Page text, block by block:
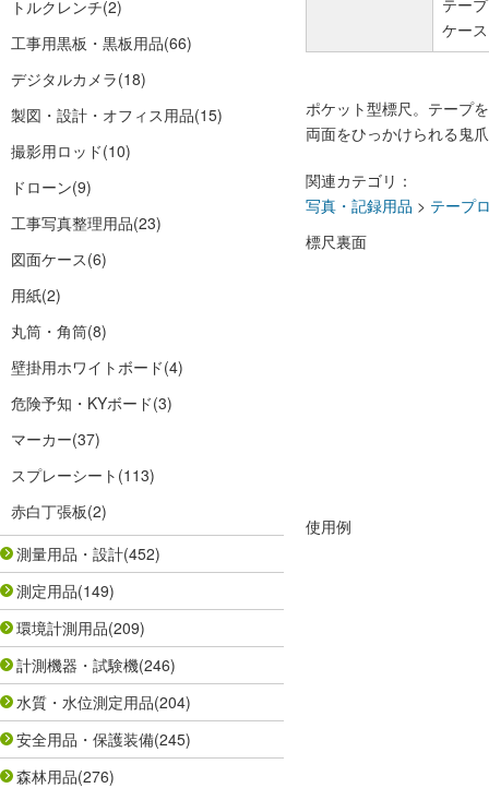
トルクレンチ(2)
工事用黒板・黒板用品(66)
デジタルカメラ(18)
製図・設計・オフィス用品(15)
撮影用ロッド(10)
ドローン(9)
工事写真整理用品(23)
図面ケース(6)
用紙(2)
丸筒・角筒(8)
壁掛用ホワイトボード(4)
危険予知・KYボード(3)
マーカー(37)
スプレーシート (113)
赤白丁張板(2)
測量用品・設計(452)
測定用品(149)
環境計測用品(209)
計測機器・試験機(246)
水質・水位測定用品(204)
安全用品・保護装備(245)
森林用品(276)
テー
ケー
ポケット型標尺。テープ
両面をひっかけられる鬼
関連カテゴリ：
写真・記録用品 > テープ
標尺裏面
使用例